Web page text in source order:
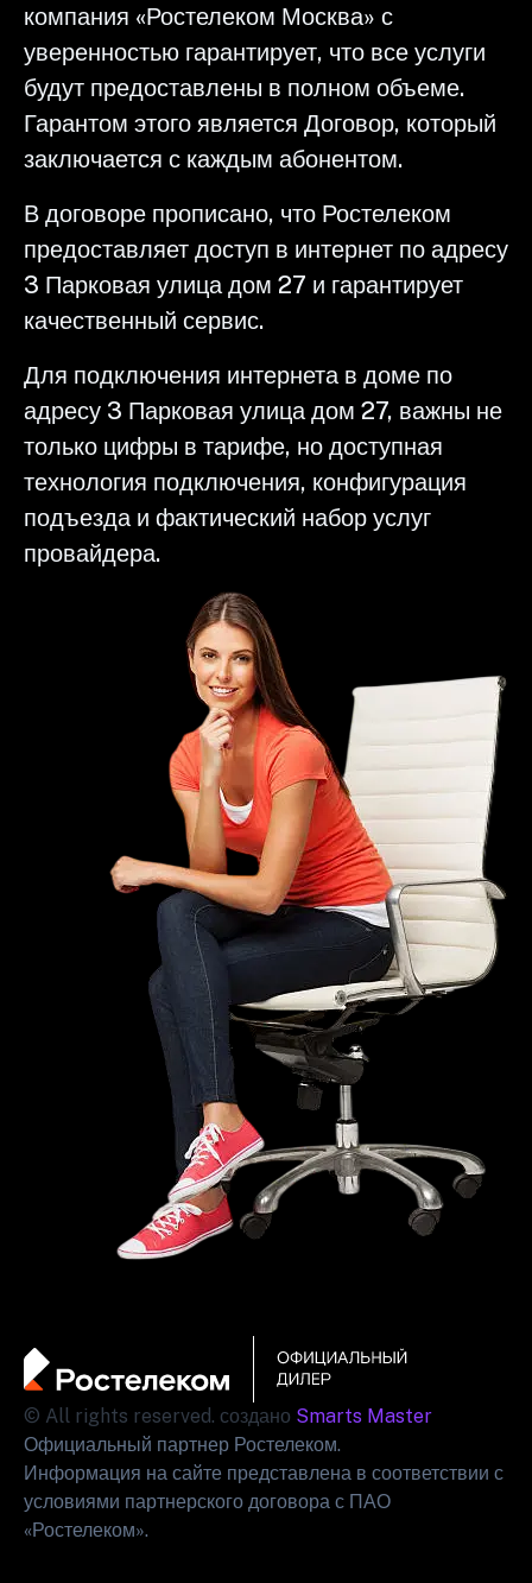
компания «Ростелеком Москва» с
уверенностью гарантирует, что все услуги
будут предоставлены в полном объеме.
Гарантом этого является Договор, который
заключается с каждым абонентом.
В договоре прописано, что Ростелеком
предоставляет доступ в интернет по адресу
3 Парковая улица дом 27 и гарантирует
качественный сервис.
Для подключения интернета в доме по
адресу 3 Парковая улица дом 27, важны не
только цифры в тарифе, но доступная
технология подключения, конфигурация
подъезда и фактический набор услуг
провайдера.
© All rights reserved. создано Smarts Master
Официальный партнер Ростелеком.
Информация на сайте представлена в соответствии с
условиями партнерского договора с ПАО
«Ростелеком».